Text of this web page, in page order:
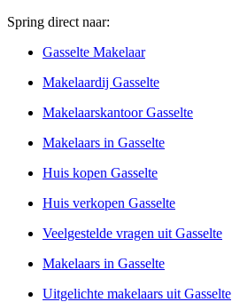
Spring direct naar:
Gasselte Makelaar
Makelaardij Gasselte
Makelaarskantoor Gasselte
Makelaars in Gasselte
Huis kopen Gasselte
Huis verkopen Gasselte
Veelgestelde vragen uit Gasselte
Makelaars in Gasselte
Uitgelichte makelaars uit Gasselte